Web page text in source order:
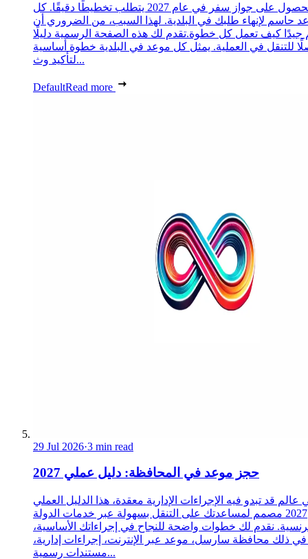
الحصول على جواز سفر في عام 2027 يتطلب تخطيطًا دقيقًا. كل
حاسم لإنهاء طلبك في البلدية. لهذا السبب، من الضروري أن
جيدًا كيف تعمل كل خطوة.تقدم لك هذه الصفحة الرسمية دليلًا
للتنقل في العملية. يمثل كل موعد في البلدية خطوة أساسية
لتأكيد وث...
DefaultRead more
29 Jul 2026·3 min read
حجز موعد في المحافظة: دليل عملي 2027
عالم قد تبدو فيه الإجراءات الإدارية معقدة، هذا الدليل العملي
2027 مصمم لمساعدتك على التنقل بسهولة عبر خدمات الدولة
نقدم لك خطوات واضحة للنجاح في إجراءاتك الأساسية،
في ذلك محافظة سارسل، موعد عبر الإنترنت، إجراءات إدارية،
مستندات رسمية...